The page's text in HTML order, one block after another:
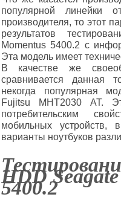
популярной линейки
производителя, то этот
результатов
Momentus5400.2 с
Эта модель имеет
В качестве же
сравнивается данная
некогда популярная
Fujitsu MHT2030 AT.
потребительским
мобильных устройств,
варианты ноутбуков
HDD
5400.2